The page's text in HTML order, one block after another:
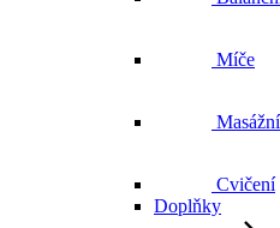
Míče
Cvičení
Doplňky